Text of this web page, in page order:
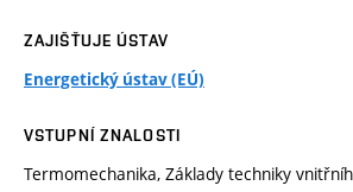
ZAJIŠŤUJE ÚSTAV
Energetický ústav (EÚ)
VSTUPNÍ ZNALOSTI
Termomechanika, Základy techniky